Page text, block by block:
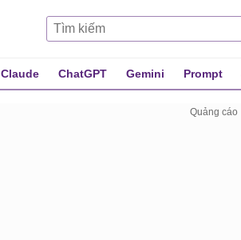
Claude ChatGPT Gemini Prompt